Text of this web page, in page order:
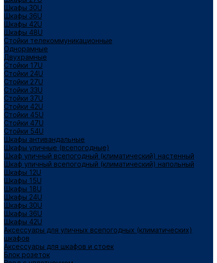
Шкафы 30U
Шкафы 36U
Шкафы 42U
Шкафы 48U
Стойки телекоммуникационные
Однорамные
Двухрамные
Стойки 17U
Стойки 24U
Стойки 27U
Стойки 33U
Стойки 37U
Стойки 42U
Стойки 45U
Стойки 47U
Стойки 54U
Шкафы антивандальные
Шкафы уличные (всепогодные)
Шкаф уличный всепогодный (климатический) настенный
Шкаф уличный всепогодный (климатический) напольный
Шкафы 12U
Шкафы 15U
Шкафы 18U
Шкафы 24U
Шкафы 30U
Шкафы 36U
Шкафы 42U
Аксессуары для уличных всепогодных (климатических)
шкафов
Аксессуары для шкафов и стоек
Блок розеток